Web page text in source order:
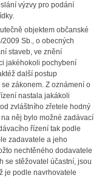
výzvy pro podání
objektem občanské
Sb., o obecných
staveb, ve znění
jakéhokoli pochybení
další postup
zákonem. Z oznámení o
nastala jakákoli
zvláštního zřetele hodný
něj bylo možné zadávací
řízení tak podle
zadavatele a jeho
nechtěného dodavatele
se stěžovatel účastní, jsou
je podle navrhovatele